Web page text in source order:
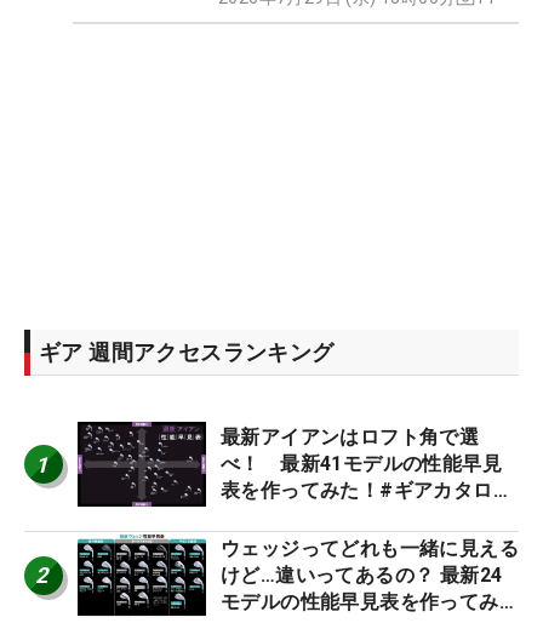
ギア 週間アクセスランキング
1
最新アイアンはロフト角で選
べ！ 最新41モデルの性能早見
表を作ってみた！#ギアカタログ
2
ウェッジってどれも一緒に見える
けど…違いってあるの？ 最新24
モデルの性能早見表を作ってみ